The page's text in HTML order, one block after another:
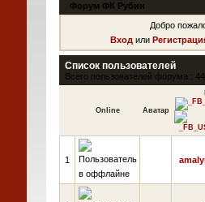
Форум ФК Рубин
Добро
Вход или
Список пользователей
Всего пользователей форума :
Online Аватар
1